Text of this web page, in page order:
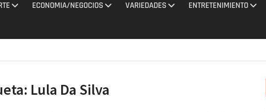
ECONOMIA/NEGOCIOS VARIEDADES ENTRETENIMIENTO
Lula Da Silva